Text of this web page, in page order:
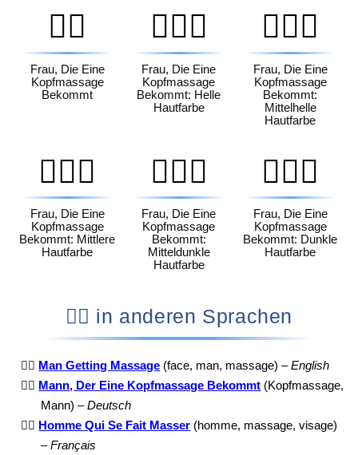
💆‍♀️
Frau, Die Eine
Kopfmassage
Bekommt
💆🏻‍♀️
Frau, Die Eine
Kopfmassage
Bekommt: Helle
Hautfarbe
💆🏼‍♀️
Frau, Die Eine
Kopfmassage
Bekommt:
Mittelhelle
Hautfarbe
💆🏽‍♀️
Frau, Die Eine
Kopfmassage
Bekommt: Mittlere
Hautfarbe
💆🏾‍♀️
Frau, Die Eine
Kopfmassage
Bekommt:
Mitteldunkle
Hautfarbe
💆🏿‍♀️
Frau, Die Eine
Kopfmassage
Bekommt: Dunkle
Hautfarbe
💆‍♂️ in anderen Sprachen
💆‍♂️ Man Getting Massage (face, man, massage) –English
💆‍♂️ Mann, Der Eine Kopfmassage Bekommt (Kopfmassage,
Mann) –Deutsch
💆‍♂️ Homme Qui Se Fait Masser (homme, massage, visage)
–Français